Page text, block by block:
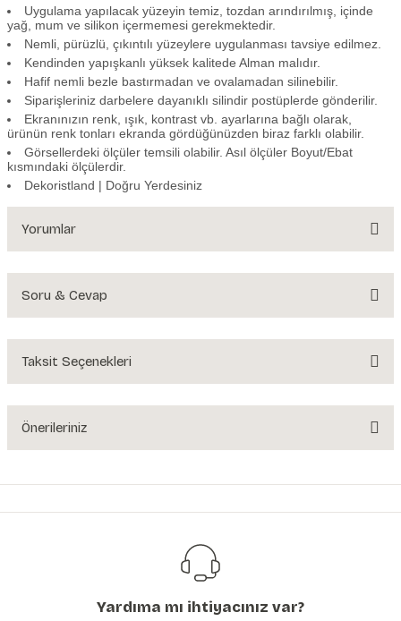
Uygulama yapılacak yüzeyin temiz, tozdan arındırılmış, içinde
yağ, mum ve silikon içermemesi gerekmektedir.
Nemli, pürüzlü, çıkıntılı yüzeylere uygulanması tavsiye edilmez.
Kendinden yapışkanlı yüksek kalitede Alman malıdır.
Hafif nemli bezle bastırmadan ve ovalamadan silinebilir.
Siparişleriniz darbelere dayanıklı silindir postüplerde gönderilir.
Ekranınızın renk, ışık, kontrast vb. ayarlarına bağlı olarak,
ürünün renk tonları ekranda gördüğünüzden biraz farklı olabilir.
Görsellerdeki ölçüler temsili olabilir. Asıl ölçüler Boyut/Ebat
kısmındaki ölçülerdir.
Dekoristland | Doğru Yerdesiniz
Yorumlar
Soru & Cevap
Ürün hakkında henüz soru sorulmamış.
Taksit Seçenekleri
Önerileriniz
yetersiz gördüğünüz noktaları öneri formunu kullanarak tarafımıza
Görüş ve önerileriniz için teşekkür ederiz.
Ürün resmi kalitesiz, bozuk veya görüntülenemiyor.
Ürün bilgilerinde hatalar bulunuyor.
Yardıma mı ihtiyacınız var?